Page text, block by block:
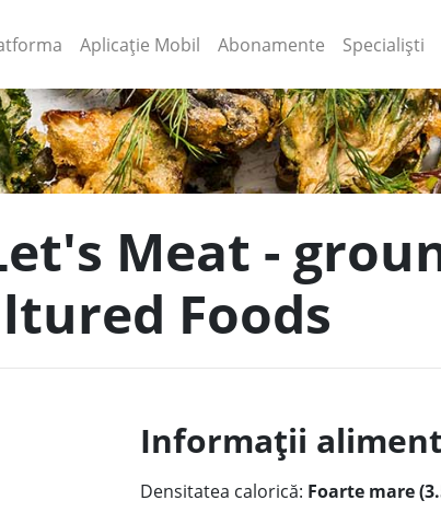
(current)
Aplicație Mobil (current)
Abonamente Specialiști
Meat -
Foods
Informații aliment
Densitatea calorică: Foarte mare